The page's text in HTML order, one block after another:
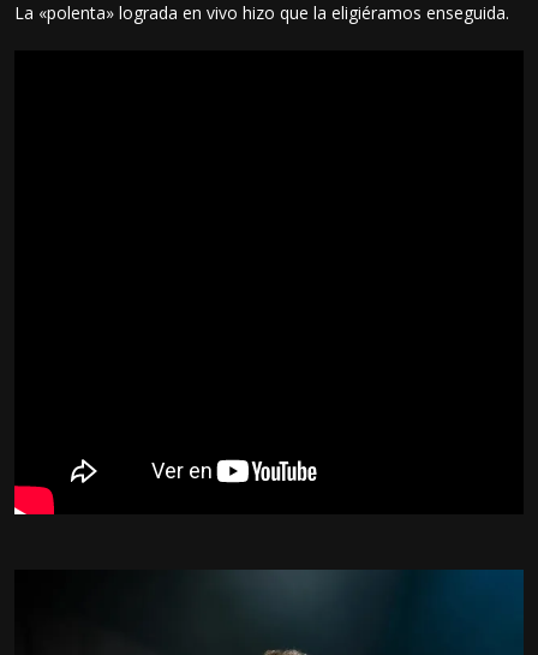
La «polenta» lograda en vivo hizo que la eligiéramos enseguida.